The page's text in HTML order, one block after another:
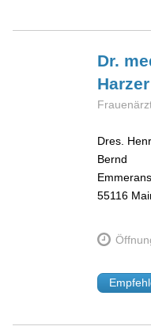
Dr.
Harzer
Dres.
Bernd
55116